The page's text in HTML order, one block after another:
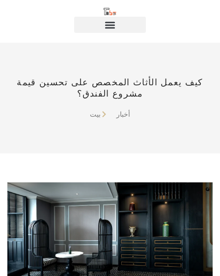
كيف يعمل الأثاث المخصص على تحسين قيمة
مشروع الفندق؟
بيت أخبار